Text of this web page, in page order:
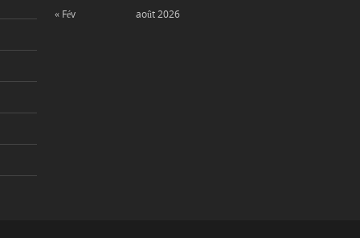
août 2026
« Fév